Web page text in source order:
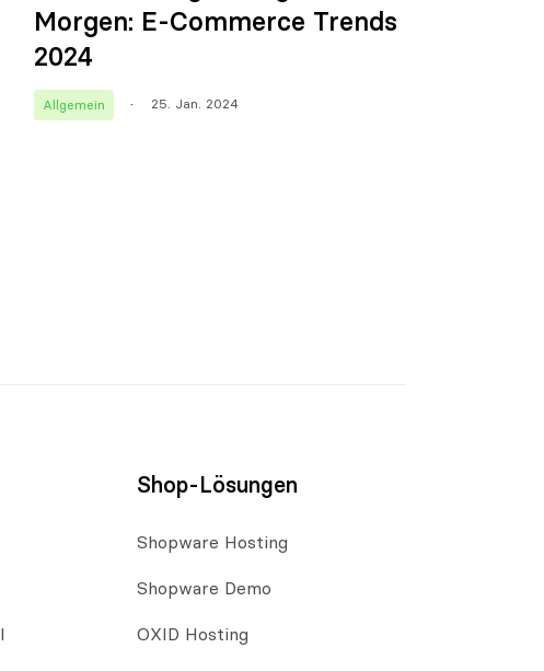
Morgen: E-Commerce Trends
2024
Allgemein 25. Jan. 2024
Shop-Lösungen
Shopware Hosting
Shopware Demo
OXID Hosting